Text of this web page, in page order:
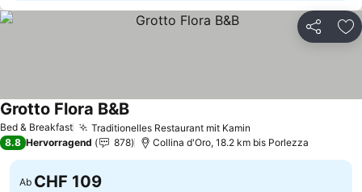
Teilen
Bed & Breakfast Traditionelles Restaurant mit Kamin
Grotto Flora B&BPreise sehen
8.8 Hervorragend 878 Collina d'Oro, 18.2 km bis Porlezza
Ab CHF 109